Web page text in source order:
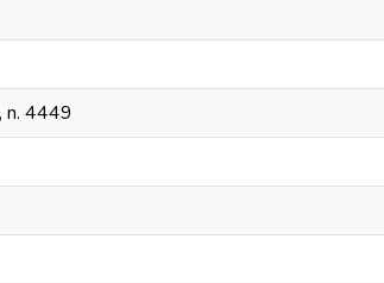
n. 4449